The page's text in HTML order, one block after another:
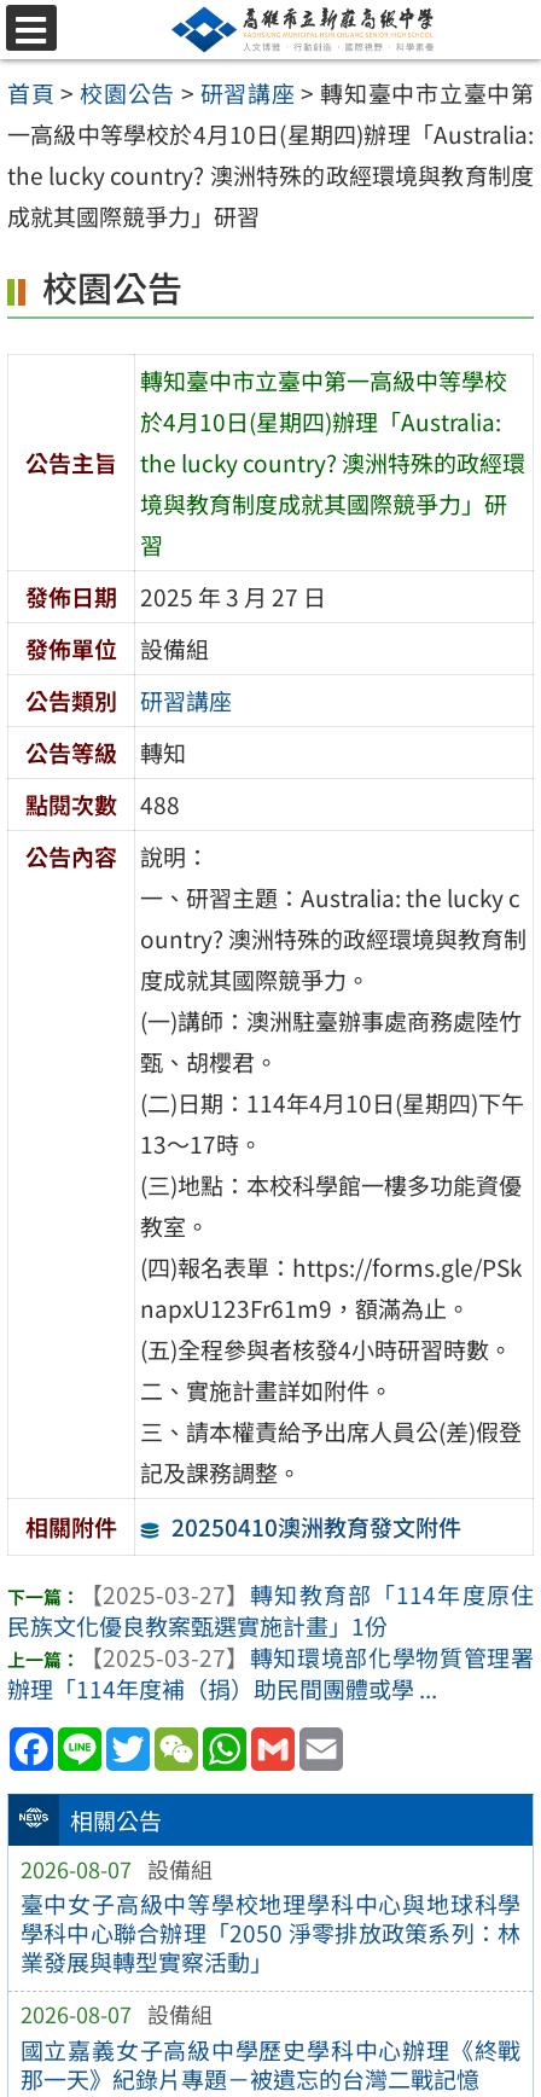
跳
至
主
要
內
容
選
單
首頁 > 校園公告 > 研習講座 > 轉知臺中市立臺中第
一高級中等學校於4月10日(星期四)辦理「Australia:
the lucky country? 澳洲特殊的政經環境與教育制度
成就其國際競爭力」研習
相關公告
2026-08-07 設備組
臺中女子高級中等學校地理學科中心與地球科學
學科中心聯合辦理「2050 淨零排放政策系列：林
業發展與轉型實察活動」
2026-08-07 設備組
國立嘉義女子高級中學歷史學科中心辦理《終戰
那一天》紀錄片專題－被遺忘的台灣二戰記憶
校園公告
公告主旨
轉知臺中市立臺中第一高級中等學校
於4月10日(星期四)辦理「Australia:
the lucky country? 澳洲特殊的政經環
境與教育制度成就其國際競爭力」研
習
發佈日期
2025 年 3 月 27 日
發佈單位
設備組
公告類別
研習講座
公告等級
轉知
點閱次數
488
公告內容
說明：
一、研習主題：Australia: the lucky c
ountry? 澳洲特殊的政經環境與教育制
度成就其國際競爭力。
(一)講師：澳洲駐臺辦事處商務處陸竹
甄、胡櫻君。
(二)日期：114年4月10日(星期四)下午
13～17時。
(三)地點：本校科學館一樓多功能資優
教室。
(四)報名表單：https://forms.gle/PSk
napxU123Fr61m9，額滿為止。
(五)全程參與者核發4小時研習時數。
二、實施計畫詳如附件。
三、請本權責給予出席人員公(差)假登
記及課務調整。
相關附件
20250410澳洲教育發文附件
【2025-03-27】 轉知教育部「114年度原住
民族文化優良教案甄選實施計畫」1份
【2025-03-27】 轉知環境部化學物質管理署
辦理「114年度補（捐）助民間團體或學 ...
Facebook
Line TwitterWeChatWhatsApp
Gmail